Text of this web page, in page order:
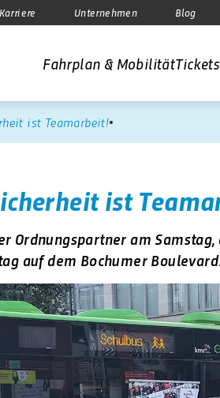
Karriere Unternehmen Blog
Fahrplan & Mobilität
ist Teamarbeit!
ist
Ordnungspartner am
auf dem Bochumer